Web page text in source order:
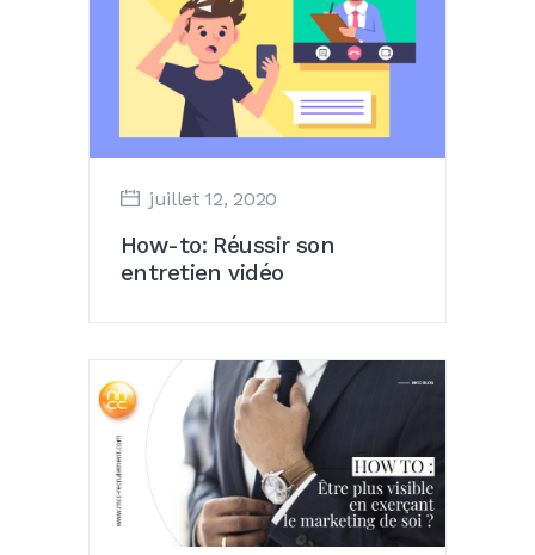
juillet 12, 2020
How-to: Réussir son
entretien vidéo